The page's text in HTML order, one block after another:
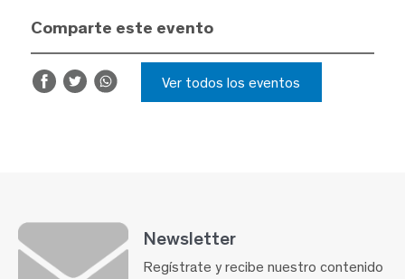
Comparte este evento
Ver todos los eventos
Newsletter
Regístrate y recibe nuestro contenido